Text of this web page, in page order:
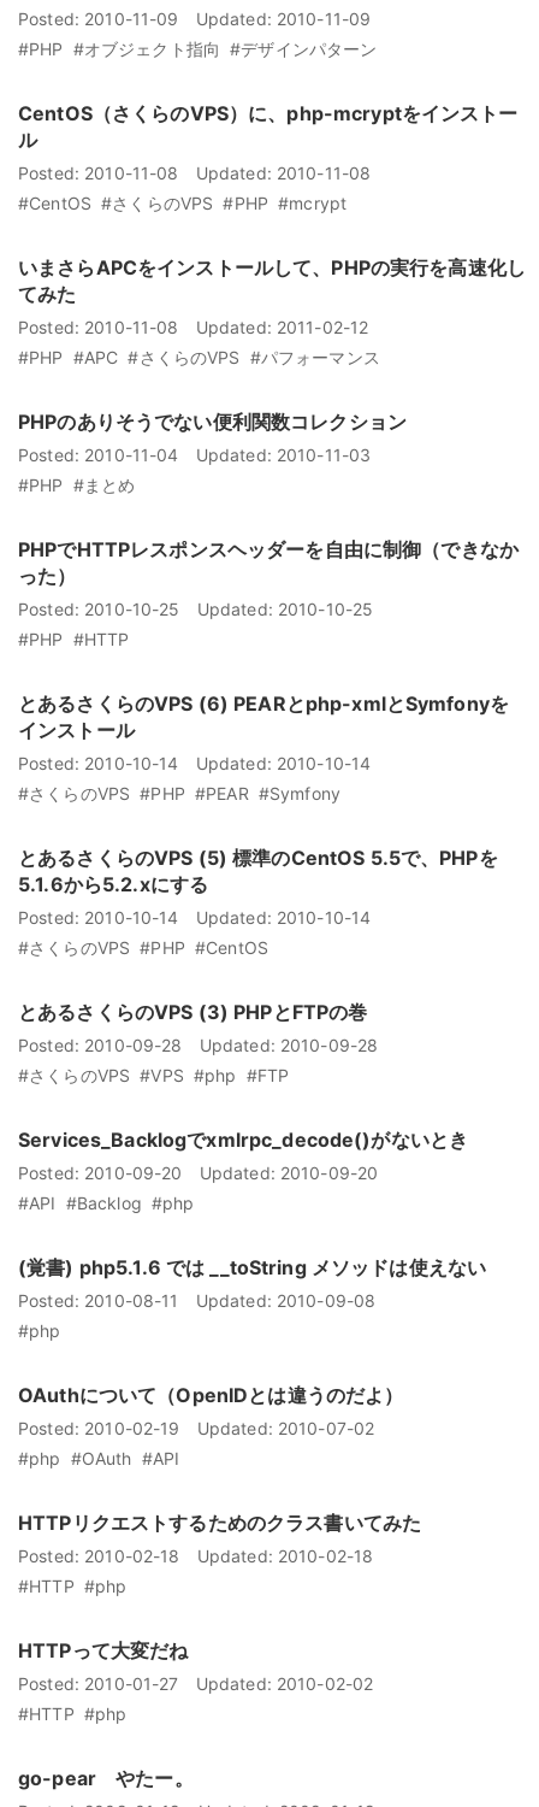
Posted: 2010-11-09 Updated: 2010-11-09
#PHP #オブジェクト指向 #デザインパターン
CentOS（さくらのVPS）に、php-mcryptをインストー
ル
Posted: 2010-11-08 Updated: 2010-11-08
#CentOS #さくらのVPS #PHP #mcrypt
いまさらAPCをインストールして、PHPの実行を高速化し
てみた
Posted: 2010-11-08 Updated: 2011-02-12
#PHP #APC #さくらのVPS #パフォーマンス
PHPのありそうでない便利関数コレクション
Posted: 2010-11-04 Updated: 2010-11-03
#PHP #まとめ
PHPでHTTPレスポンスヘッダーを自由に制御（できなか
った）
Posted: 2010-10-25 Updated: 2010-10-25
#PHP #HTTP
とあるさくらのVPS (6) PEARとphp-xmlとSymfonyを
インストール
Posted: 2010-10-14 Updated: 2010-10-14
#さくらのVPS #PHP #PEAR #Symfony
とあるさくらのVPS (5) 標準のCentOS 5.5で、PHPを
5.1.6から5.2.xにする
Posted: 2010-10-14 Updated: 2010-10-14
#さくらのVPS #PHP #CentOS
とあるさくらのVPS (3) PHPとFTPの巻
Posted: 2010-09-28 Updated: 2010-09-28
#さくらのVPS #VPS #php #FTP
Services_Backlogでxmlrpc_decode()がないとき
Posted: 2010-09-20 Updated: 2010-09-20
#API #Backlog #php
(覚書) php5.1.6 では __toString メソッドは使えない
Posted: 2010-08-11 Updated: 2010-09-08
#php
OAuthについて（OpenIDとは違うのだよ）
Posted: 2010-02-19 Updated: 2010-07-02
#php #OAuth #API
HTTPリクエストするためのクラス書いてみた
Posted: 2010-02-18 Updated: 2010-02-18
#HTTP #php
HTTPって大変だね
Posted: 2010-01-27 Updated: 2010-02-02
#HTTP #php
go-pear やたー。